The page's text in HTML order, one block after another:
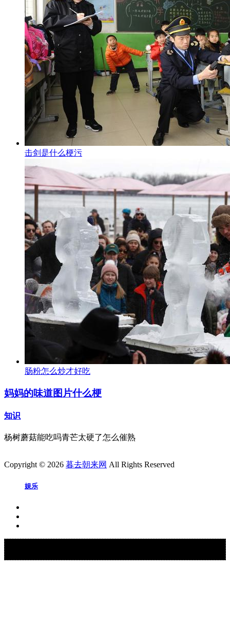
击剑是什么梗污
肠粉怎么炒才好吃
妈妈的味道图片什么梗
知识
杨树蘑菇能吃吗青芒太硬了怎么催熟
Copyright © 2026 暮去朝来网 All Rights Reserved
娱乐